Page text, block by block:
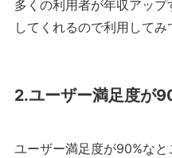
多くの利用者が年収アッ
してくれるので利用してみ
2.ユーザー満足度が
ユーザー満足度が90%なと